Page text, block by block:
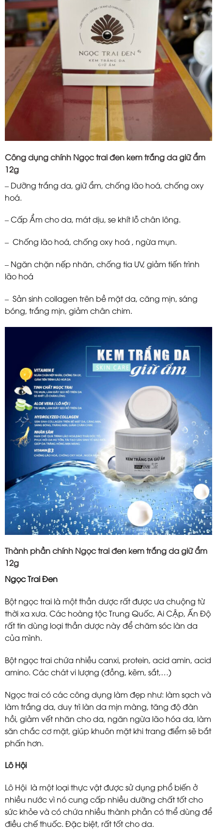
Công dụng chính Ngọc trai đen kem trắng da giữ ẩm
12g
– Dưỡng trắng da, giữ ẩm, chống lão hoá, chống oxy
hoá.
– Cấp Ẩm cho da, mát dịu, se khít lỗ chân lông.
– Chống lão hoá, chống oxy hoá , ngừa mụn.
– Ngăn chặn nếp nhăn, chống tia UV, giảm tiến trình
lão hoá
– Sản sinh collagen trên bề mặt da, căng mịn, sáng
bóng, trắng mịn, giảm chân chim.
Thành phần chính Ngọc trai đen kem trắng da giữ ẩm
12g
Ngọc Trai Đen
Bột ngọc trai là một thần dược rất được ưa chuộng từ
thời xa xưa. Các hoàng tộc Trung Quốc, Ai CẬp, Ấn Độ
rất tin dùng loại thần dược này để chăm sóc làn da
của mình.
Bột ngọc trai chứa nhiều canxi, protein, acid amin, acid
amino. Các chát vi lượng (đồng, kẽm, sắt,…)
Ngọc trai có các công dụng làm đẹp như: làm sạch và
làm trắng da, duy trì làn da mịn màng, tăng độ đàn
hồi, giảm vết nhăn cho da, ngăn ngừa lão hóa da, làm
săn chắc cơ mặt, giúp khuôn mặt khi trang điểm sẽ bắt
phấn hơn.
Lô Hội
Lô Hội là một loại thực vật được sử dụng phổ biến ở
nhiều nước vì nó cung cấp nhiều dưỡng chất tốt cho
sức khỏe và có chứa nhiều thành phần có thể dùng để
điều chế thuốc. Đặc biệt, rất tốt cho da.